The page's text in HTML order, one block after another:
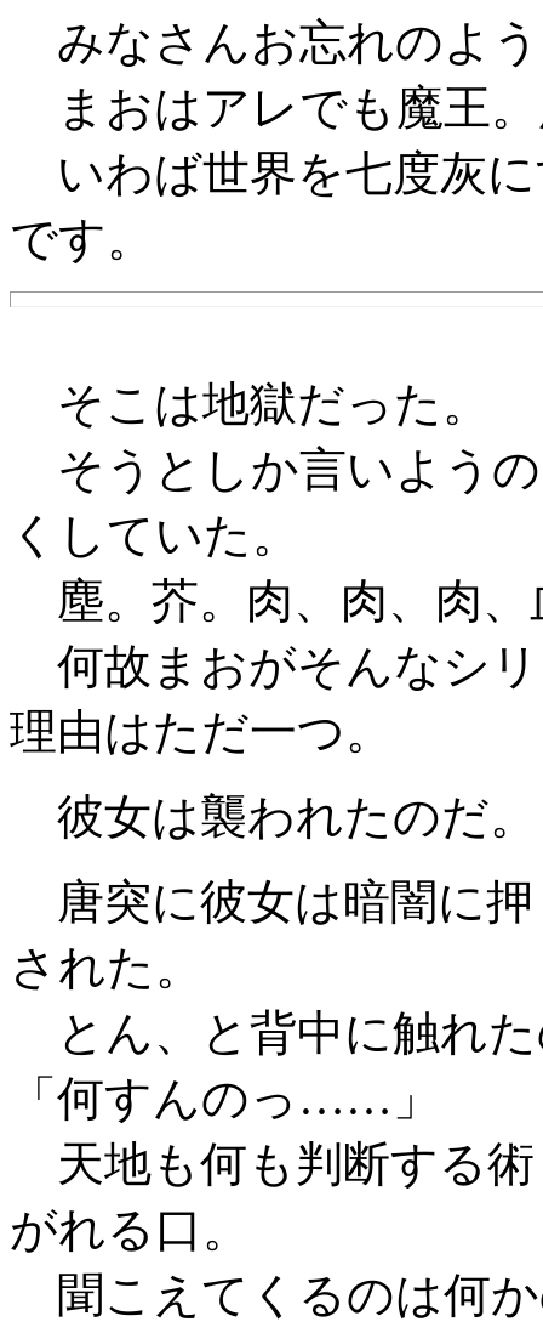
みなさんお忘れのよ
まおはアレでも魔王
いわば世界を七度灰
です。
そこは地獄だった。
そうとしか言いよう
くしていた。
塵。芥。肉、肉、肉、
何故まおがそんなシ
理由はただ一つ。
彼女は襲われたのだ。
唐突に彼女は暗闇に
された。
とん、と背中に触れ
「何すんのっ……」
天地も何も判断する
がれる口。
聞こえてくるのは何